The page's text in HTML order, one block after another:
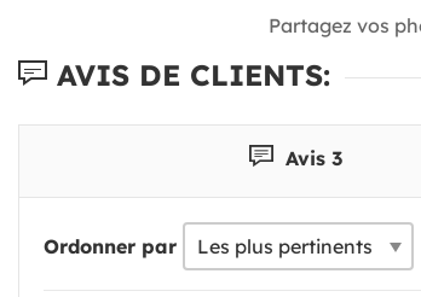
Partagez vos
AVIS DE CLIENTS:
Avis 3
Ordonner par